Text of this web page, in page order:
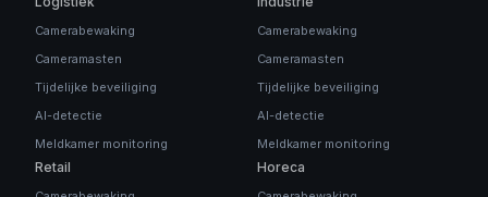
Camerabewaking
Cameramasten
Tijdelijke beveiliging
AI-detectie
Meldkamer monitoring
Camerabewaking
Cameramasten
Tijdelijke beveiliging
AI-detectie
Meldkamer monitoring
Retail Horeca